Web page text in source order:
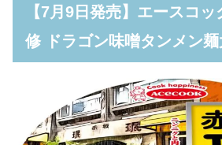
【7月9日発売】エースコ
修 ドラゴン味噌タンメン麺